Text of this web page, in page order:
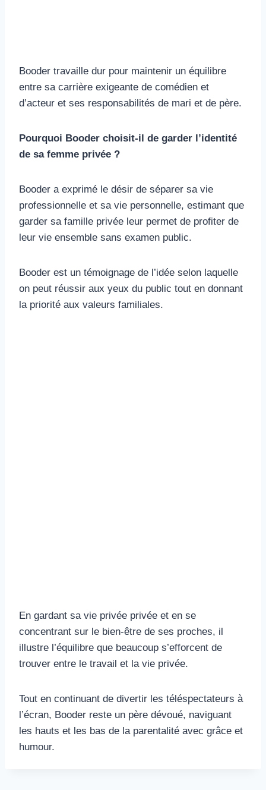
Booder travaille dur pour maintenir un équilibre
entre sa carrière exigeante de comédien et
d’acteur et ses responsabilités de mari et de père.
Pourquoi Booder choisit-il de garder l’identité
de sa femme privée ?
Booder a exprimé le désir de séparer sa vie
professionnelle et sa vie personnelle, estimant que
garder sa famille privée leur permet de profiter de
leur vie ensemble sans examen public.
Booder est un témoignage de l’idée selon laquelle
on peut réussir aux yeux du public tout en donnant
la priorité aux valeurs familiales.
En gardant sa vie privée privée et en se
concentrant sur le bien-être de ses proches, il
illustre l’équilibre que beaucoup s’efforcent de
trouver entre le travail et la vie privée.
Tout en continuant de divertir les téléspectateurs à
l’écran, Booder reste un père dévoué, naviguant
les hauts et les bas de la parentalité avec grâce et
humour.